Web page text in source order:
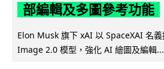
部編輯及多圖參考功能
Elon Musk 旗下 xAI 以 SpaceXAI 名
Image 2.0 模型，強化 AI 繪圖及編輯...